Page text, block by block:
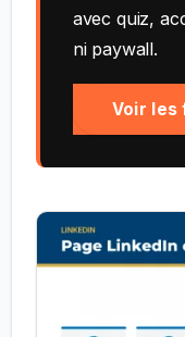
avec quiz,
ni paywall.
Voir les